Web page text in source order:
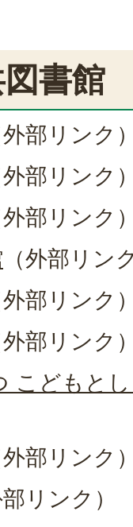
書館
外部リンク
外部リンク
外部リンク
（外部リン
外部リンク
外部リンク
こどもと
外部リンク
部リンク）